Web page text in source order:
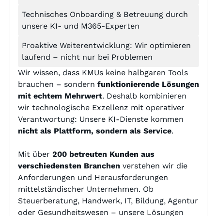
Technisches Onboarding & Betreuung durch
unsere KI- und M365-Experten
Proaktive Weiterentwicklung: Wir optimieren
laufend – nicht nur bei Problemen
Wir wissen, dass KMUs keine halbgaren Tools
brauchen – sondern funktionierende Lösungen
mit echtem Mehrwert. Deshalb kombinieren
wir technologische Exzellenz mit operativer
Verantwortung: Unsere KI-Dienste kommen
nicht als Plattform, sondern als Service.
Mit über 200 betreuten Kunden aus
verschiedensten Branchen verstehen wir die
Anforderungen und Herausforderungen
mittelständischer Unternehmen. Ob
Steuerberatung, Handwerk, IT, Bildung, Agentur
oder Gesundheitswesen – unsere Lösungen